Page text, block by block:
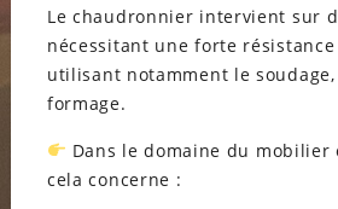
Le chaudronnier intervient sur
nécessitant une forte
utilisant notamment le
formage.
Dans le domaine du mobilier
cela concerne :